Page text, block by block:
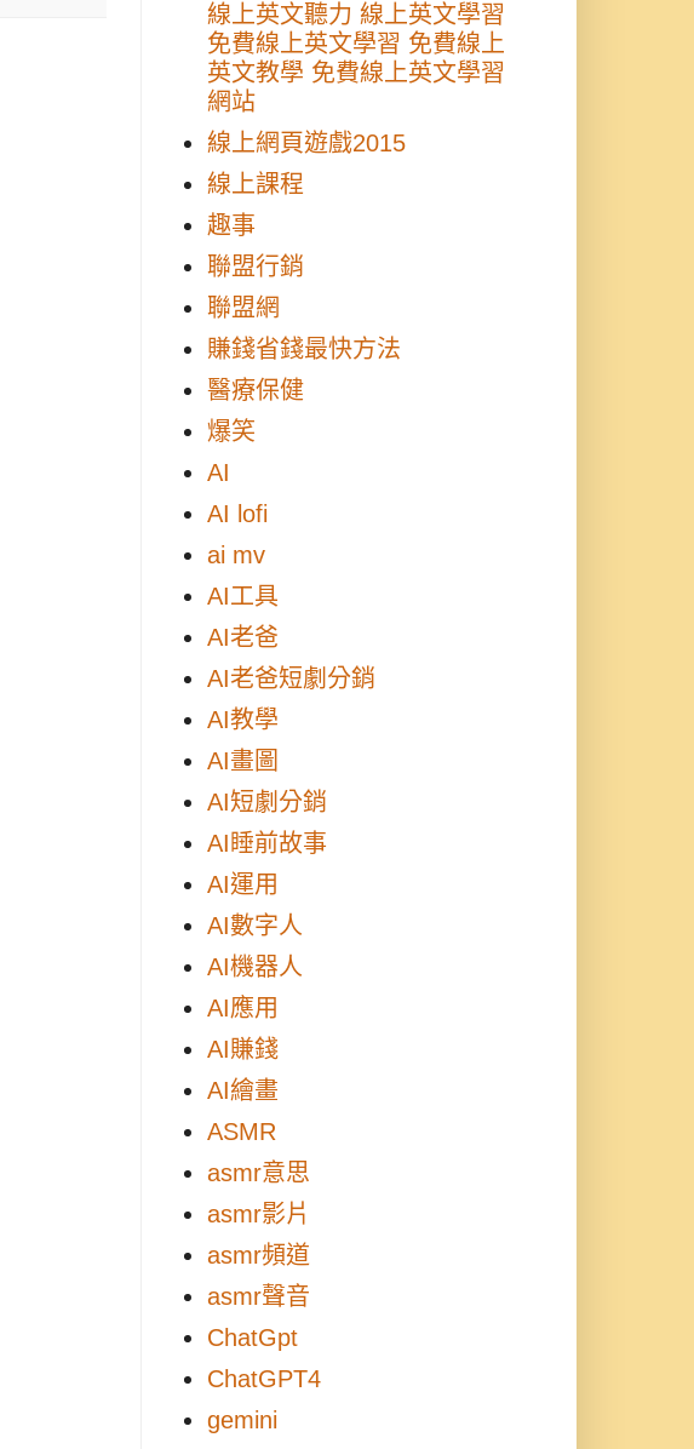
線上英文聽力 線上英文學習
免費線上英文學習 免費線上
英文教學 免費線上英文學習
網站
線上網頁遊戲2015
線上課程
趣事
聯盟行銷
聯盟網
賺錢省錢最快方法
醫療保健
爆笑
AI
AI lofi
ai mv
AI工具
AI老爸
AI老爸短劇分銷
AI教學
AI畫圖
AI短劇分銷
AI睡前故事
AI運用
AI數字人
AI機器人
AI應用
AI賺錢
AI繪畫
ASMR
asmr意思
asmr影片
asmr頻道
asmr聲音
ChatGpt
ChatGPT4
gemini